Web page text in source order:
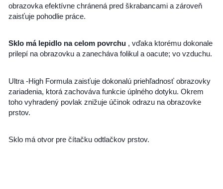
obrazovka efektívne chránená pred škrabancami a zároveň
zaisťuje pohodlie práce.
Sklo má lepidlo na celom povrchu , vďaka ktorému dokonale
prilepí na obrazovku a zanecháva folikul a oacute; vo vzduchu.
Ultra -High Formula zaisťuje dokonalú priehľadnosť obrazovky
zariadenia, ktorá zachováva funkcie úplného dotyku. Okrem
toho vyhradený povlak znižuje účinok odrazu na obrazovke
prstov.
Sklo má otvor pre čítačku odtlačkov prstov.